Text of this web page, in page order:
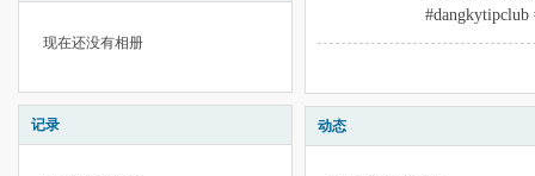
现在还没有相册
记录 动态